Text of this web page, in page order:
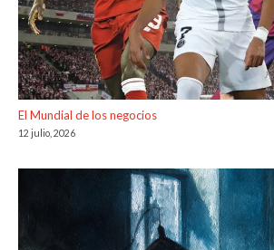
El Mundial de los negocios
12 julio, 2026